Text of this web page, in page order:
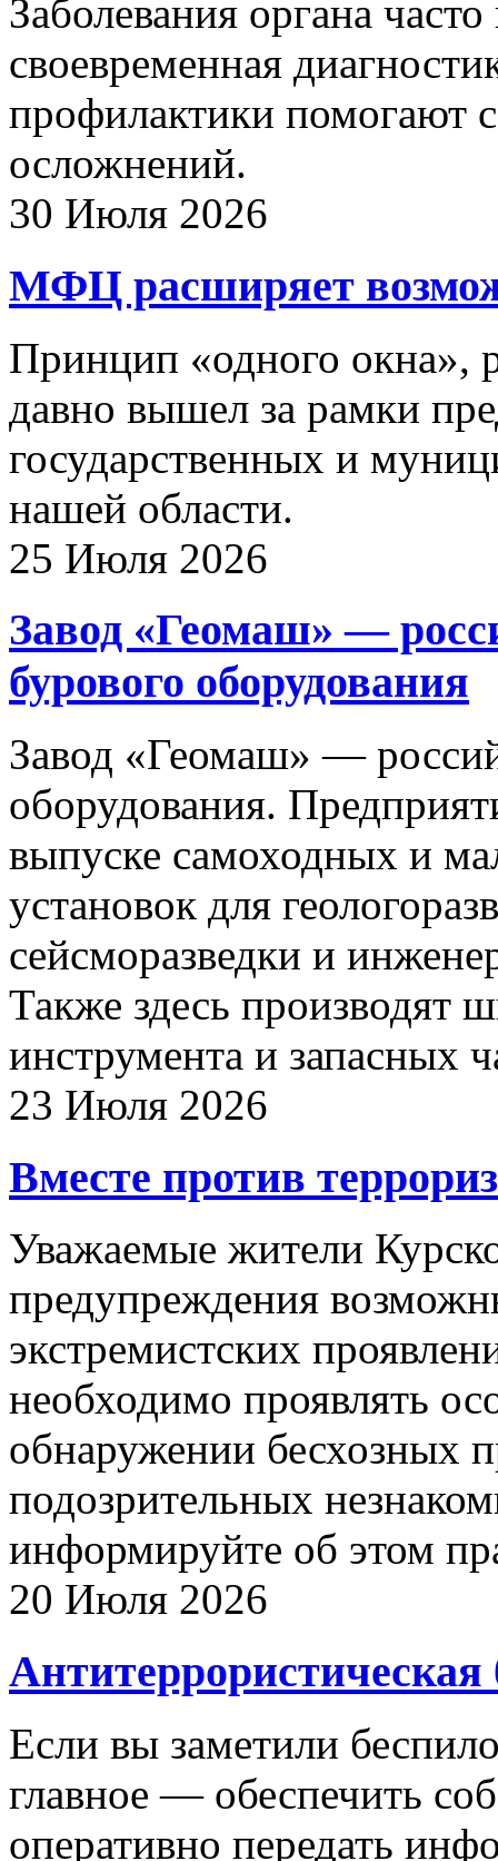
Заболевания органа
своевременная
профилактики помогают
осложнений.
30 Июля 2026
МФЦ расширяет
Принцип «одного окна»,
давно вышел за рамки
государственных и
нашей области.
25 Июля 2026
Завод «Геомаш» —
бурового оборудования
Завод «Геомаш» —
оборудования.
выпуске самоходных и
установок для
сейсморазведки и
Также здесь производят
инструмента и запасных
23 Июля 2026
Вместе против
Уважаемые жители
предупреждения
экстремистских
необходимо проявлять
обнаружении бесхозных
подозрительных
информируйте об этом
20 Июля 2026
Антитеррористическая
Если вы заметили
главное — обеспечить
оперативно передать